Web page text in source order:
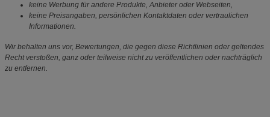
keine Werbung für andere Produkte, Anbieter oder Webseiten,
keine Preisangaben, persönlichen Kontaktdaten oder vertraulichen
Informationen.
Wir behalten uns vor, Bewertungen, die gegen diese Richtlinien oder geltendes
Recht verstoßen, ganz oder teilweise nicht zu veröffentlichen oder nachträglich
zu entfernen.